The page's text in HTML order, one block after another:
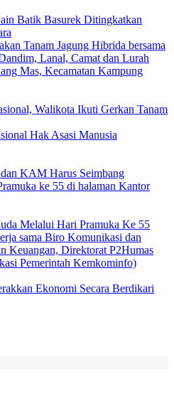
Batik Basurek Ditingkatkan
Walikota Ikuti Gerkan Tanam
KAM Harus Seimbang
Melalui Hari Pramuka Ke 55
Ekonomi Secara Berdikari